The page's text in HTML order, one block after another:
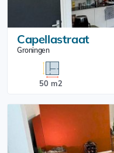
Capellastraat
Groningen
50 m2